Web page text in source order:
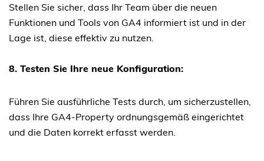
Stellen Sie sicher, dass Ihr Team über die neuen
Funktionen und Tools von GA4 informiert ist und in der
Lage ist, diese effektiv zu nutzen.
8. Testen Sie Ihre neue Konfiguration:
Führen Sie ausführliche Tests durch, um sicherzustellen,
dass Ihre GA4-Property ordnungsgemäß eingerichtet
und die Daten korrekt erfasst werden.